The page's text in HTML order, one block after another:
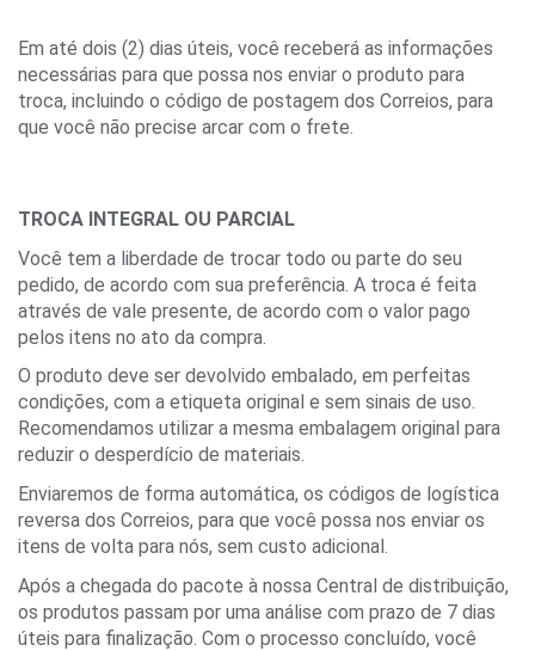
Em até dois (2) dias úteis, você receberá as informações
necessárias para que possa nos enviar o produto para
troca, incluindo o código de postagem dos Correios, para
que você não precise arcar com o frete.
TROCA INTEGRAL OU PARCIAL
Você tem a liberdade de trocar todo ou parte do seu
pedido, de acordo com sua preferência. A troca é feita
através de vale presente, de acordo com o valor pago
pelos itens no ato da compra.
O produto deve ser devolvido embalado, em perfeitas
condições, com a etiqueta original e sem sinais de uso.
Recomendamos utilizar a mesma embalagem original para
reduzir o desperdício de materiais.
Enviaremos de forma automática, os códigos de logística
reversa dos Correios, para que você possa nos enviar os
itens de volta para nós, sem custo adicional.
Após a chegada do pacote à nossa Central de distribuição,
os produtos passam por uma análise com prazo de 7 dias
úteis para finalização. Com o processo concluído, você